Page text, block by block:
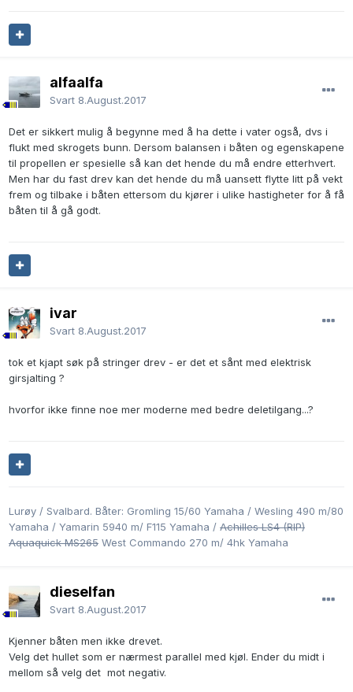
alfaalfa
Svart 8.August.2017
Det er sikkert mulig å begynne med å ha dette i vater også, dvs i
flukt med skrogets bunn. Dersom balansen i båten og egenskapene
til propellen er spesielle så kan det hende du må endre etterhvert.
Men har du fast drev kan det hende du må uansett flytte litt på vekt
frem og tilbake i båten ettersom du kjører i ulike hastigheter for å få
båten til å gå godt.
ivar
Svart 8.August.2017
tok et kjapt søk på stringer drev - er det et sånt med elektrisk
girsjalting ?
hvorfor ikke finne noe mer moderne med bedre deletilgang...?
Lurøy / Svalbard. Båter: Gromling 15/60 Yamaha / Wesling 490 m/80
Yamaha / Yamarin 5940 m/ F115 Yamaha / Achilles LS4 (RIP)
Aquaquick MS265 West Commando 270 m/ 4hk Yamaha
dieselfan
Svart 8.August.2017
Kjenner båten men ikke drevet.
Velg det hullet som er nærmest parallel med kjøl. Ender du midt i
mellom så velg det mot negativ.